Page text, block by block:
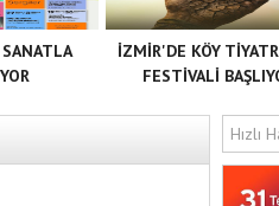
İZMİR'DE KÖY
FESTİVALİ